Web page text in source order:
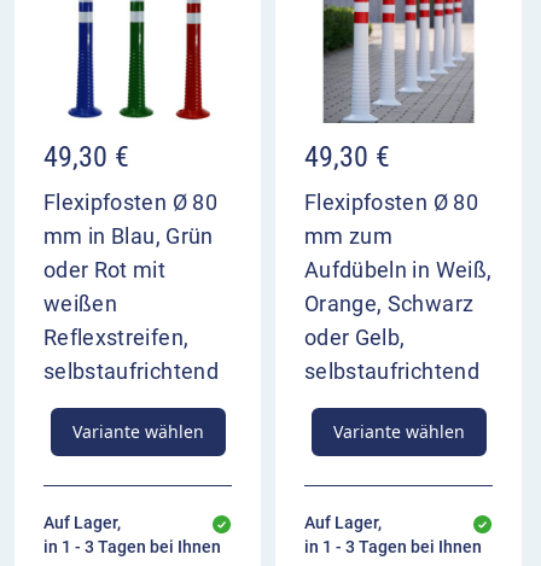
49,30 €
Flexipfosten Ø 80
mm in Blau, Grün
oder Rot mit
weißen
Reflexstreifen,
selbstaufrichtend
Variante wählen
Auf Lager,
in 1 - 3 Tagen bei Ihnen
49,30 €
Flexipfosten Ø 80
mm zum
Aufdübeln in Weiß,
Orange, Schwarz
oder Gelb,
selbstaufrichtend
Variante wählen
Auf Lager,
in 1 - 3 Tagen bei Ihnen